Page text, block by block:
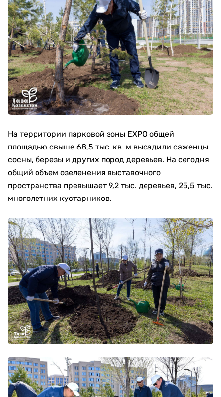
На территории парковой зоны EXPO общей
площадью свыше 68,5 тыс. кв. м высадили саженцы
сосны, березы и других пород деревьев. На сегодня
общий объем озеленения выставочного
пространства превышает 9,2 тыс. деревьев, 25,5 тыс.
многолетних кустарников.